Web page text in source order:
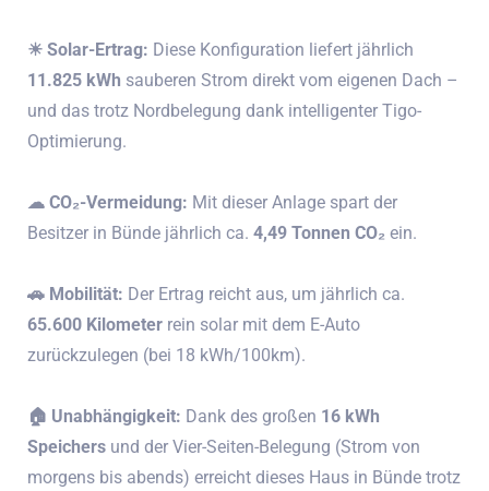
☀ Solar-Ertrag: Diese Konfiguration liefert jährlich
11.825 kWh sauberen Strom direkt vom eigenen Dach –
und das trotz Nordbelegung dank intelligenter Tigo-
Optimierung.
☁︎ CO₂-Vermeidung: Mit dieser Anlage spart der
Besitzer in Bünde jährlich ca. 4,49 Tonnen CO₂ ein.
🚗︎ Mobilität: Der Ertrag reicht aus, um jährlich ca.
65.600 Kilometer rein solar mit dem E-Auto
zurückzulegen (bei 18 kWh/100km).
🏠︎ Unabhängigkeit: Dank des großen 16 kWh
Speichers und der Vier-Seiten-Belegung (Strom von
morgens bis abends) erreicht dieses Haus in Bünde trotz